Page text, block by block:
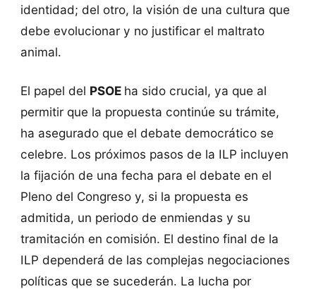
identidad; del otro, la visión de una cultura que
debe evolucionar y no justificar el maltrato
animal.
El papel del PSOE ha sido crucial, ya que al
permitir que la propuesta continúe su trámite,
ha asegurado que el debate democrático se
celebre. Los próximos pasos de la ILP incluyen
la fijación de una fecha para el debate en el
Pleno del Congreso y, si la propuesta es
admitida, un periodo de enmiendas y su
tramitación en comisión. El destino final de la
ILP dependerá de las complejas negociaciones
políticas que se sucederán. La lucha por